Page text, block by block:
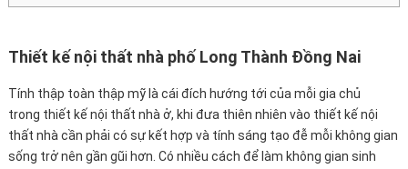
Thiết kế nội thất nhà phố Long Thành Đồng Nai
Tính thập toàn thập mỹ là cái đích hướng tới của mỗi gia chủ
trong thiết kế nội thất nhà ở, khi đưa thiên nhiên vào thiết kế nội
thất nhà cần phải có sự kết hợp và tính sáng tạo đễ mỗi không gian
sống trở nên gần gũi hơn. Có nhiều cách để làm không gian sinh